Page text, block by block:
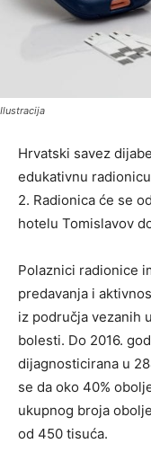
Ilustracija
Hrvatski savez
edukativnu
2. Radionica će se
hotelu Tomislavov
Polaznici radionice
predavanja i
iz područja vezanih
bolesti. Do 2016.
dijagnosticirana u
se da oko 40%
ukupnog broja
od 450 tisuća.